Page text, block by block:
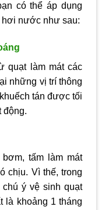
có thể áp dụng
hơi nước như sau:
quạt làm mát các
những vị trí thông
tán được tối
động.
tấm làm mát
chịu. Vì thế, trong
ý vệ sinh quạt
là khoảng 1 tháng